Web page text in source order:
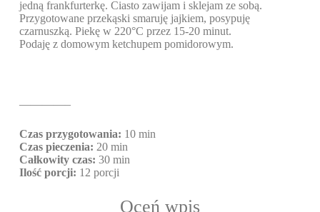
jedną frankfurterkę. Ciasto zawijam i sklejam ze sobą.
Przygotowane przekąski smaruję jajkiem, posypuję
czarnuszką. Piekę w 220°C przez 15-20 minut.
Podaję z domowym ketchupem pomidorowym.
————–
Czas przygotowania: 10 min
Czas pieczenia: 20 min
Całkowity czas: 30 min
Ilość porcji: 12 porcji
Oceń wpis